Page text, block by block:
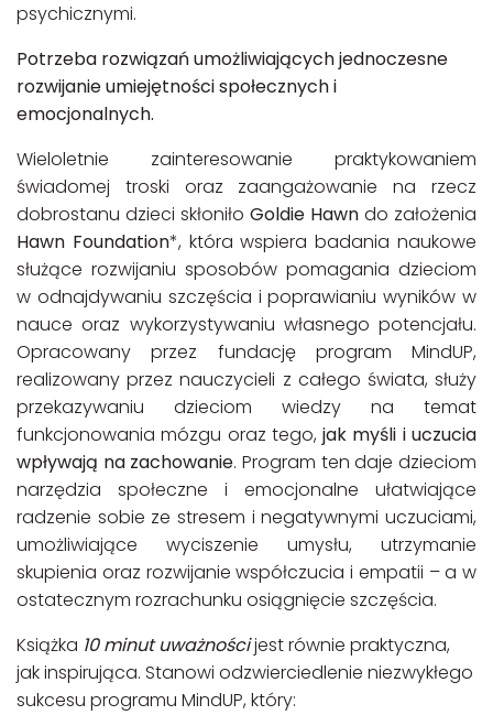
psychicznymi.
Potrzeba rozwiązań umożliwiających jednoczesne
rozwijanie umiejętności społecznych i
emocjonalnych.
Wieloletnie zainteresowanie praktykowaniem
świadomej troski oraz zaangażowanie na rzecz
dobrostanu dzieci skłoniło Goldie Hawn do założenia
Hawn Foundation*, która wspiera badania naukowe
służące rozwijaniu sposobów pomagania dzieciom
w odnajdywaniu szczęścia i poprawianiu wyników w
nauce oraz wykorzystywaniu własnego potencjału.
Opracowany przez fundację program MindUP,
realizowany przez nauczycieli z całego świata, służy
przekazywaniu dzieciom wiedzy na temat
funkcjonowania mózgu oraz tego, jak myśli i uczucia
wpływają na zachowanie. Program ten daje dzieciom
narzędzia społeczne i emocjonalne ułatwiające
radzenie sobie ze stresem i negatywnymi uczuciami,
umożliwiające wyciszenie umysłu, utrzymanie
skupienia oraz rozwijanie współczucia i empatii – a w
ostatecznym rozrachunku osiągnięcie szczęścia.
Książka 10 minut uważnościjest równie praktyczna,
jak inspirująca. Stanowi odzwierciedlenie niezwykłego
sukcesu programu MindUP, który: